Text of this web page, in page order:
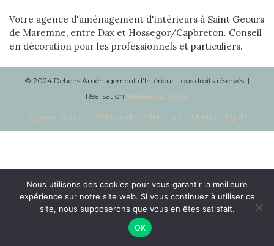
Blog
Contact
Votre agence d'aménagement d'intérieurs à Saint Geours
de Maremne, entre Dax et Hossegor/Capbreton. Conseil
en décoration pour les professionnels et particuliers.
© 2024 Dehens Aménagement d’Intérieur. tous droits réservés. |
Réalisation Nouveausoft.com
L’agence Contact Politique de confidentialité Mentions légales
Nous utilisons des cookies pour vous garantir la meilleure
expérience sur notre site web. Si vous continuez à utiliser ce
site, nous supposerons que vous en êtes satisfait.
OK